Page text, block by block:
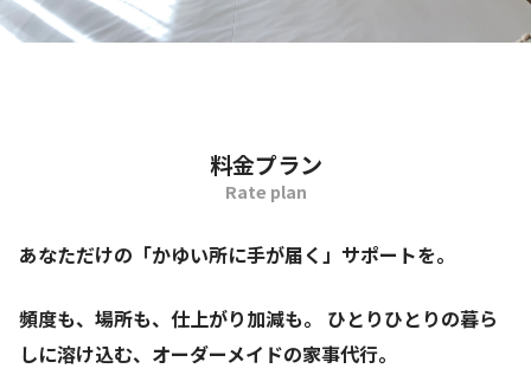
料金プラン
Rate plan
あなただけの「かゆい所に手が届く」サポートを。
頻度も、場所も、仕上がり加減も。
ひとりひとりの暮ら
しに溶け込む、オーダーメイドの家事代行。